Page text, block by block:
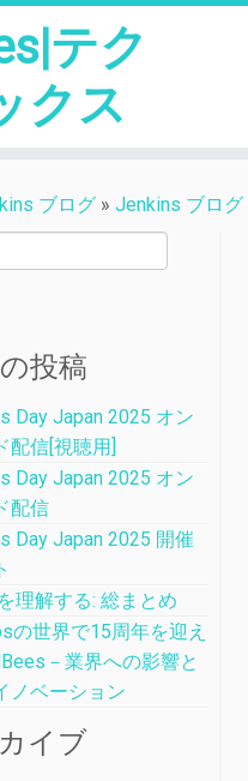
テク
クス
ブログ » Jenkins ブログ
投稿
Day Japan 2025 オン
配信[視聴用]
Day Japan 2025 オン
配信
Day Japan 2025 開催
理解する: 総まとめ
の世界で15周年を迎え
－業界への影響と
ノベーション
イブ